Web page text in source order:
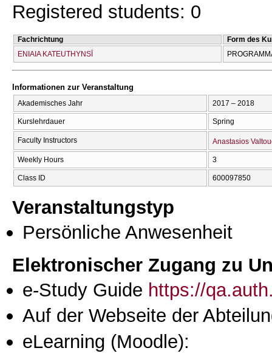
Registered students: 0
Fachrichtung
Form des
ENIAIA KATEUTHYNSĪ
Informationen zur Veranstaltung
Akademisches Jahr 2017 – 2018
Kurslehrdauer Spring
Faculty Instructors Anastasios
Weekly Hours 3
Class ID 600097850
Veranstaltungstyp
Persönliche Anwesenheit
Elektronischer Zugang zu
e-Study Guide https://
Auf der Webseite der
eLearning (Moodle):